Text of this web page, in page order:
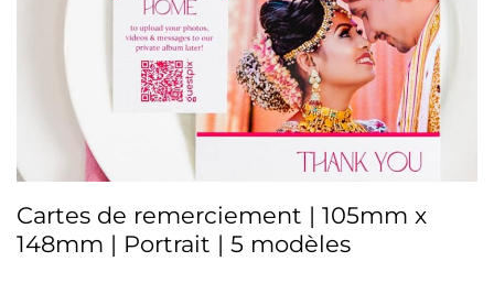
Cartes de remerciement | 105mm x
148mm | Portrait | 5 modèles